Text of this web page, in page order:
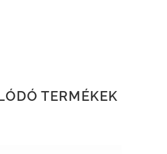
TERMÉKEK